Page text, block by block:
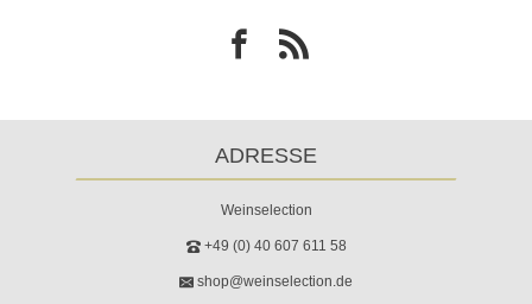
ADRESSE
Weinselection
+49 (0) 40 607 611 58
shop@weinselection.de